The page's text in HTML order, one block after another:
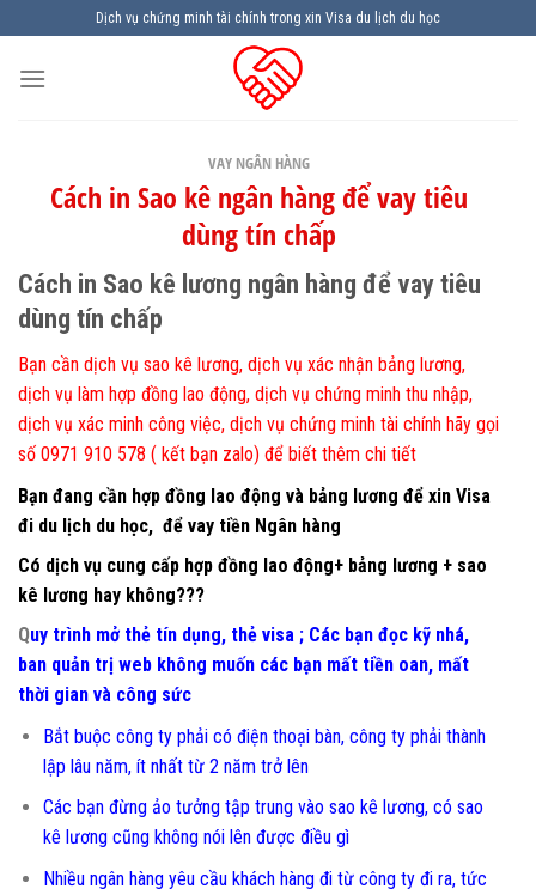
to
content
Dịch vụ chứng minh tài chính trong xin Visa du lịch du học
VAY NGÂN HÀNG
Cách in Sao kê ngân hàng để vay tiêu
dùng tín chấp
Cách in Sao kê lương ngân hàng để vay tiêu
dùng tín chấp
Bạn cần dịch vụ sao kê lương, dịch vụ xác nhận bảng lương,
dịch vụ làm hợp đồng lao động, dịch vụ chứng minh thu nhập,
dịch vụ xác minh công việc, dịch vụ chứng minh tài chính hãy gọi
số 0971 910 578 ( kết bạn zalo) để biết thêm chi tiết
Bạn đang cần hợp đồng lao động và bảng lương để xin Visa
đi du lịch du học, để vay tiền Ngân hàng
Có dịch vụ cung cấp hợp đồng lao động+ bảng lương + sao
kê lương hay không???
Quy trình mở thẻ tín dụng, thẻ visa ; Các bạn đọc kỹ nhá,
ban quản trị web không muốn các bạn mất tiền oan, mất
thời gian và công sức
Bắt buộc công ty phải có điện thoại bàn, công ty phải thành
lập lâu năm, ít nhất từ 2 năm trở lên
Các bạn đừng ảo tưởng tập trung vào sao kê lương, có sao
kê lươngcũng không nói lên được điều gì
Nhiều ngân hàng yêu cầu khách hàng đi từ công ty đi ra, tức